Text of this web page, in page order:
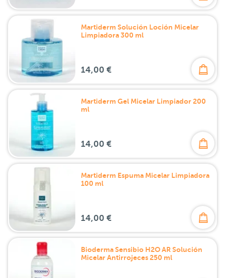
Martiderm Solución Loción Micelar
Limpiadora 300 ml
14,00 €
Martiderm Gel Micelar Limpiador 200
ml
14,00 €
Martiderm Espuma Micelar Limpiadora
100 ml
14,00 €
Bioderma Sensibio H2O AR Solución
Micelar Antirrojeces 250 ml